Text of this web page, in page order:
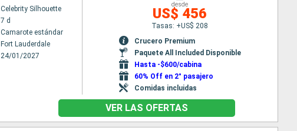
Celebrity Silhouette
7 d
Camarote estándar
Fort Lauderdale
24/01/2027
desde
US$ 456
Tasas: +US$ 208
Crucero Premium
Paquete All Included Disponible
Hasta -$600/cabina
60% Off en 2° pasajero
Comidas incluidas
VER LAS OFERTAS